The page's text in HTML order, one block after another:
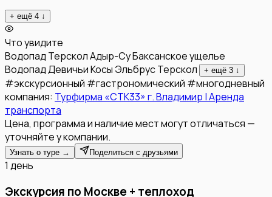
+ ещё 4 ↓
Что увидите
Водопад ТерсколАдыр-СуБаксанское ущелье
Водопад Девичьи Косы ЭльбрусТерскол + ещё 3 ↓
#экскурсионный #гастрономический #многодневный
компания: Турфирма «СТК33» г. Владимир | Аренда
транспорта
Цена, программа и наличие мест могут отличаться —
уточняйте у компании.
Узнать о туре → Поделиться с друзьями
1 день
Экскурсия по Москве + теплоход